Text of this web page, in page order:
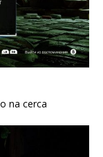
na cerca